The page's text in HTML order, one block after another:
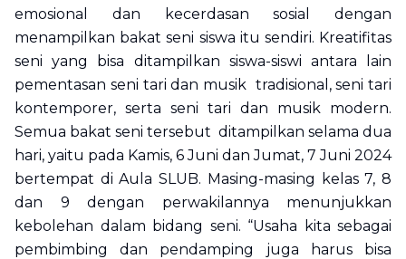
emosional dan kecerdasan sosial dengan
menampilkan bakat seni siswa itu sendiri. Kreatifitas
seni yang bisa ditampilkan siswa-siswi antara lain
pementasan seni tari dan musik tradisional, seni tari
kontemporer, serta seni tari dan musik modern.
Semua bakat seni tersebut ditampilkan selama dua
hari, yaitu pada Kamis, 6 Juni dan Jumat, 7 Juni 2024
bertempat di Aula SLUB. Masing-masing kelas 7, 8
dan 9 dengan perwakilannya menunjukkan
kebolehan dalam bidang seni. “Usaha kita sebagai
pembimbing dan pendamping juga harus bisa